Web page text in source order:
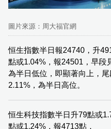
圖片來源：周大福官網
恒生指數半日報24740，升
點或1.04%，報24501，早段
為半日低位，即顯著向上，
2.11%，為半日高位。
恒生科技指數半日升79點或
點或1.24%，報4713點，